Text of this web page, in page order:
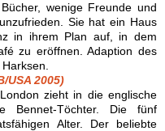
wenige Freunde und
Sie hat ein Haus
in ihrem Plan auf, in dem
zu eröffnen. Adaption des
USA 2005)
zieht in die englische
Bennet-Töchter. Die fünf
Alter. Der beliebte